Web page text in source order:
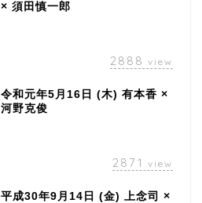
× 須田慎一郎
2888 view
令和元年5月16日 (木) 有本香 ×
河野克俊
2871 view
平成30年9月14日 (金) 上念司 ×